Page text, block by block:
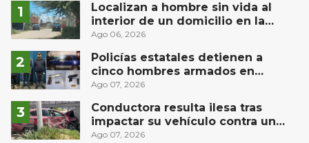
Localizan a hombre sin vida al
interior de un domicilio en la
comunidad El Rodeo, San Juan del
Ago 06, 2026
Policías estatales detienen a
cinco hombres armados en
Puebla capital
Ago 07, 2026
Conductora resulta ilesa tras
impactar su vehículo contra un
muro en Huimilpan
Ago 07, 2026